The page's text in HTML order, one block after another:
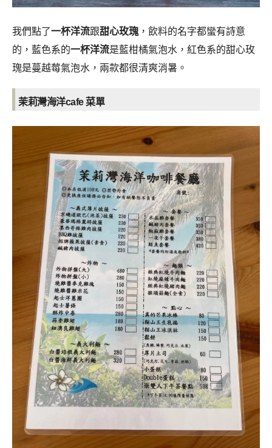
我們點了一杯洋流跟甜心玫瑰 ，飲料的名字都蠻有詩意
的，藍色系的一杯洋流是藍柑橘氣泡水，紅色系的甜心玫
瑰是蔓越莓氣泡水，兩款都很清爽消暑。
茉莉灣海洋cafe 菜單